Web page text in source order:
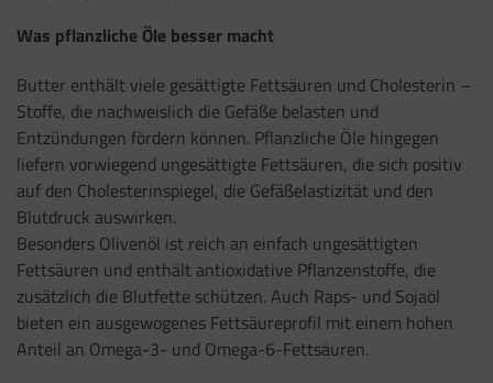
Was pflanzliche Öle besser macht
Butter enthält viele gesättigte Fettsäuren und Cholesterin –
Stoffe, die nachweislich die Gefäße belasten und
Entzündungen fördern können. Pflanzliche Öle hingegen
liefern vorwiegend ungesättigte Fettsäuren, die sich positiv
auf den Cholesterinspiegel, die Gefäßelastizität und den
Blutdruck auswirken.
Besonders Olivenöl ist reich an einfach ungesättigten
Fettsäuren und enthält antioxidative Pflanzenstoffe, die
zusätzlich die Blutfette schützen. Auch Raps- und Sojaöl
bieten ein ausgewogenes Fettsäureprofil mit einem hohen
Anteil an Omega-3- und Omega-6-Fettsäuren.